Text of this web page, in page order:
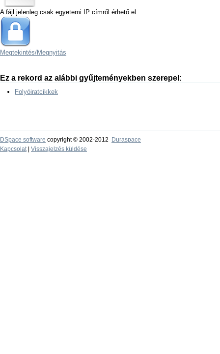
A fájl jelenleg csak egyetemi IP címről érhető el.
Megtekintés/Megnyitás
Ez a rekord az alábbi gyűjteményekben szerepel:
Folyóiratcikkek
DSpace software copyright © 2002-2012
Duraspace
Kapcsolat| Visszajelzés küldése